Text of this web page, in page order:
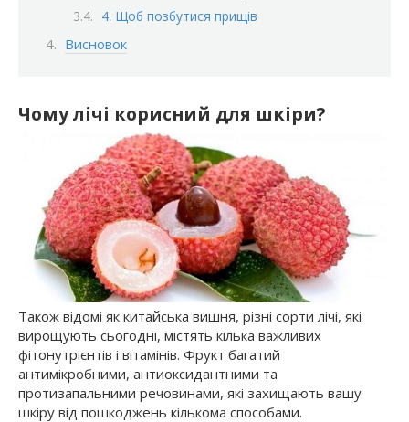
4. Щоб позбутися прищів
Висновок
Чому лічі корисний для шкіри?
Також відомі як китайська вишня, різні сорти лічі, які
вирощують сьогодні, містять кілька важливих
фітонутрієнтів і вітамінів. Фрукт багатий
антимікробними, антиоксидантними та
протизапальними речовинами, які захищають вашу
шкіру від пошкоджень кількома способами.